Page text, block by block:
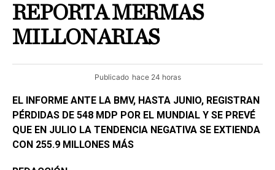
REPORTA MERMAS
MILLONARIAS
Publicado hace 24 horas
EL INFORME ANTE LA BMV, HASTA JUNIO, REGISTRAN
PÉRDIDAS DE 548 MDP POR EL MUNDIAL Y SE PREVÉ
QUE EN JULIO LA TENDENCIA NEGATIVA SE EXTIENDA
CON 255.9 MILLONES MÁS